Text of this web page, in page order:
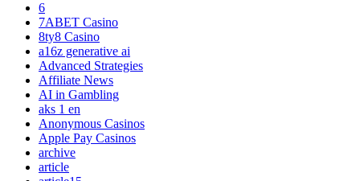
6
7ABET Casino
8ty8 Casino
a16z generative ai
Advanced Strategies
Affiliate News
AI in Gambling
aks 1 en
Anonymous Casinos
Apple Pay Casinos
archive
article